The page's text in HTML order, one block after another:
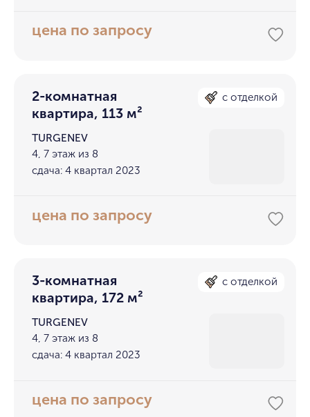
цена по запросу
2-комнатная
квартира, 113 м²
с отделкой
TURGENEV
4, 7 этаж из 8
сдача: 4 квартал 2023
цена по запросу
3-комнатная
квартира, 172 м²
с отделкой
TURGENEV
4, 7 этаж из 8
сдача: 4 квартал 2023
цена по запросу